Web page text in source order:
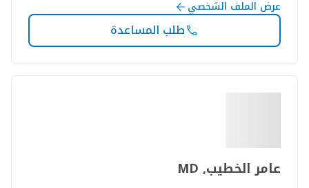
عرض الملف الشخصي
طلب المساعدة
عامر الخطيب, MD